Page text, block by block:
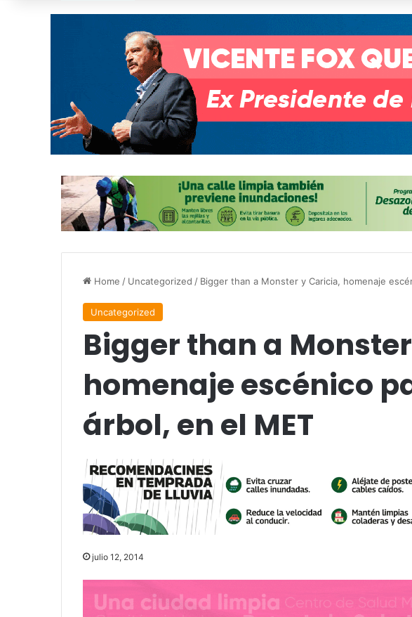
Home / Uncategorized / Bigger than a Monster y Caricia, homenaje
Uncategorized
Bigger than a
homenaje escénico
árbol, en el MET
julio 12, 2014